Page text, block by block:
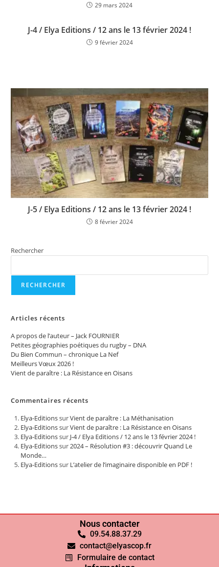
29 mars 2024
J-4 / Elya Editions / 12 ans le 13 février 2024 !
9 février 2024
J-5 / Elya Editions / 12 ans le 13 février 2024 !
8 février 2024
Rechercher
RECHERCHER
Articles récents
A propos de l’auteur – Jack FOURNIER
Petites géographies poétiques du rugby – DNA
Du Bien Commun – chronique La Nef
Meilleurs Vœux 2026 !
Vient de paraître : La Résistance en Oisans
Commentaires récents
Elya-EditionssurVient de paraître : La Méthanisation
Elya-EditionssurVient de paraître : La Résistance en Oisans
Elya-Editionssur J-4 / Elya Editions / 12 ans le 13 février 2024 !
Elya-Editionssur2024 – Résolution #3 : découvrir Quand Le
Monde…
Elya-Editionssur L’atelier de l’imaginaire disponible en PDF !
Nous contacter
09.54.88.37.29
contact@elyascop.fr
Formulaire de contact